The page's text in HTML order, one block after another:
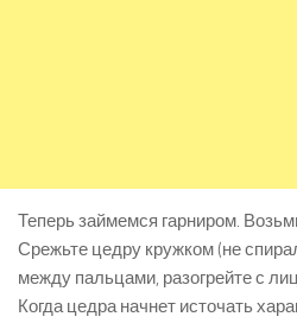
Теперь займемся гарниром.
Срежьте цедру кружком (не
между пальцами, разогрейте с
Когда цедра начнет источать